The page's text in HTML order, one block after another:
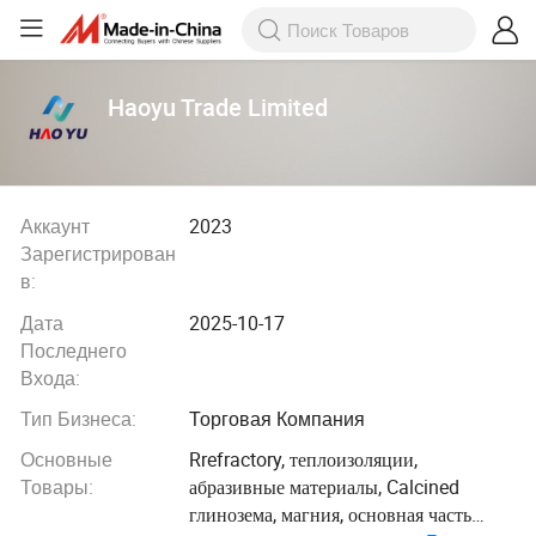
Haoyu Trade Limited
Аккаунт
Зарегистрирован
в:
2023
Дата
Последнего
Входа:
2025-10-17
Тип Бизнеса:
Торговая Компания
Основные
Товары:
Rrefractory, теплоизоляции,
абразивные материалы, Calcined
глинозема, магния, основная часть